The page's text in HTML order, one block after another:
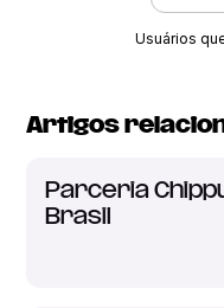
Usuários
Artigos
Parceria
Brasil